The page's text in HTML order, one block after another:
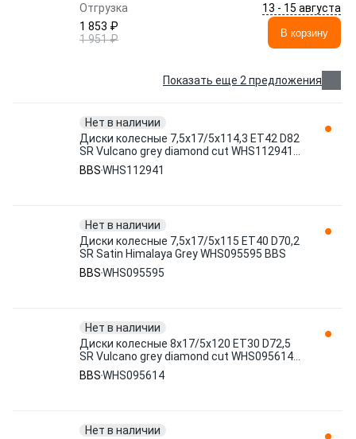
Отгрузка
13 - 15 августа
1 853 ₽
1 951 ₽
В корзину
Показать еще 2 предложения
Нет в наличии
Диски колесные 7,5x17/5x114,3 ET42 D82
SR Vulcano grey diamond cut WHS112941
BBS
BBSWHS112941
Нет в наличии
Диски колесные 7,5x17/5x115 ET40 D70,2
SR Satin Himalaya Grey WHS095595 BBS
BBSWHS095595
Нет в наличии
Диски колесные 8x17/5x120 ET30 D72,5
SR Vulcano grey diamond cut WHS095614
BBS
BBSWHS095614
Нет в наличии